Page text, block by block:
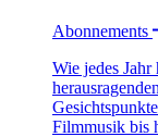
Abonnements
Wie jedes
Filmmusik bis